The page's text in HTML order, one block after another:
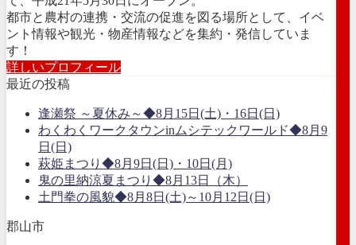
都市と農村の連携・交流の促進を図る場所として、イベ
ント情報や観光・物産情報などを集約・発信していま
す！
詳しいプロフィール
最近の投稿
逢瀬祭 ～夏休み～◆8月15日(土)・16日(日)
わくわくワークタウンinムシテックワールド◆8月9
日(日)
萩姫まつり◆8月9日(日)・10日(月)
鬼の里納涼夏まつり◆8月13日（木）
土門拳の風貌◆8月8日(土)～10月12日(日)
郡山市